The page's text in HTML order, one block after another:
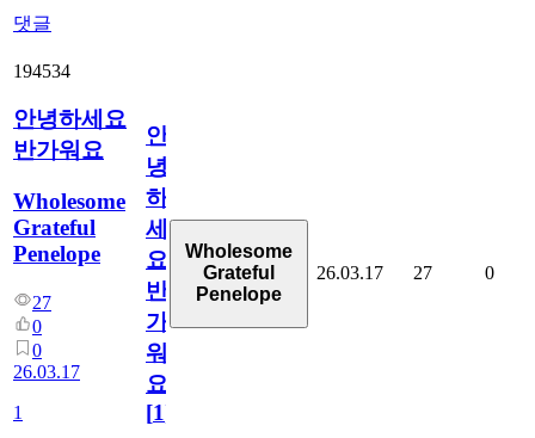
댓글
194534
안녕하세요
반가워요
Wholesome
Grateful
Penelope
27
0
0
26.03.17
1
안
녕
하
세
요
반
가
워
요
[1]
Wholesome
Grateful
Penelope
26.03.17 27 0